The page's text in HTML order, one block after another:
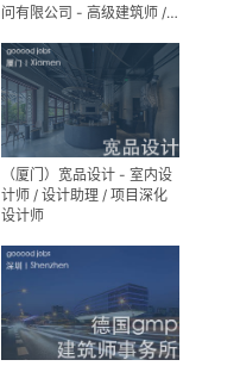
问有限公司 - 高级建筑师 /
精装设计师
（厦门）宽品设计 - 室内设
计师 / 设计助理 / 项目深化
设计师